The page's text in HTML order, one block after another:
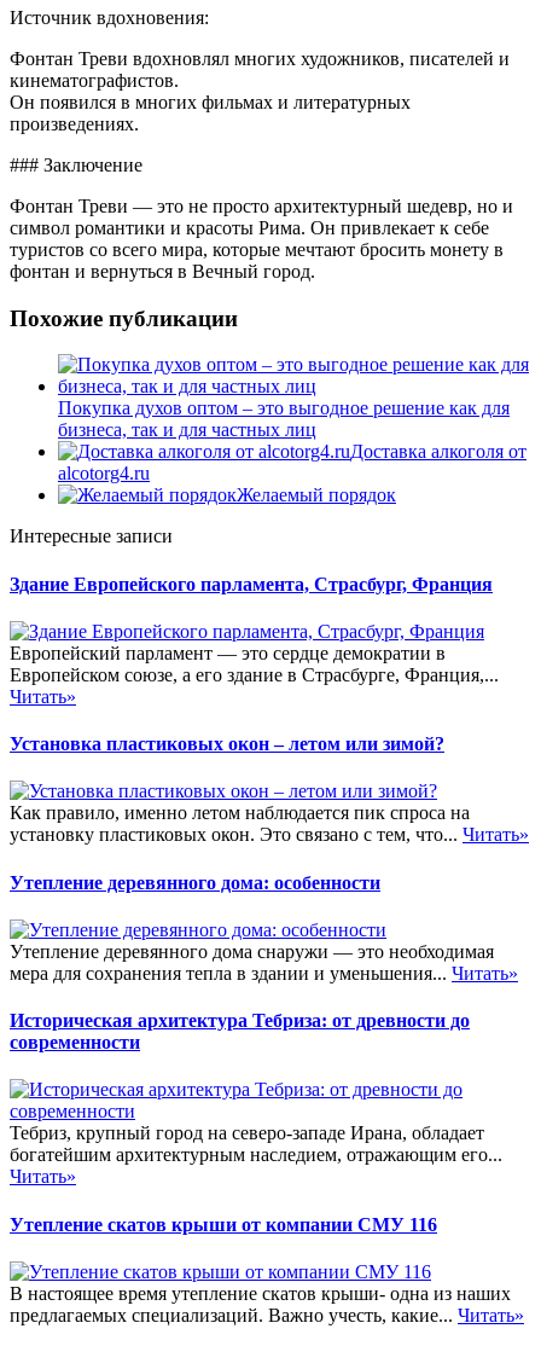
Источник вдохновения:
Фонтан Треви вдохновлял многих художников, писателей и
кинематографистов.
Он появился в многих фильмах и литературных
произведениях.
### Заключение
Фонтан Треви — это не просто архитектурный шедевр, но и
символ романтики и красоты Рима. Он привлекает к себе
туристов со всего мира, которые мечтают бросить монету в
фонтан и вернуться в Вечный город.
Похожие публикации
Покупка духов оптом – это выгодное решение как для
бизнеса, так и для частных лиц
Доставка алкоголя от
alcotorg4.ru
Желаемый порядок
Интересные записи
Здание Европейского парламента, Страсбург, Франция
Европейский парламент — это сердце демократии в
Европейском союзе, а его здание в Страсбурге, Франция,...
Читать»
Установка пластиковых окон – летом или зимой?
Как правило, именно летом наблюдается пик спроса на
установку пластиковых окон. Это связано с тем, что... Читать»
Утепление деревянного дома: особенности
Утепление деревянного дома снаружи — это необходимая
мера для сохранения тепла в здании и уменьшения... Читать»
Историческая архитектура Тебриза: от древности до
современности
Тебриз, крупный город на северо-западе Ирана, обладает
богатейшим архитектурным наследием, отражающим его...
Читать»
Утепление скатов крыши от компании СМУ 116
В настоящее время утепление скатов крыши- одна из наших
предлагаемых специализаций. Важно учесть, какие... Читать»